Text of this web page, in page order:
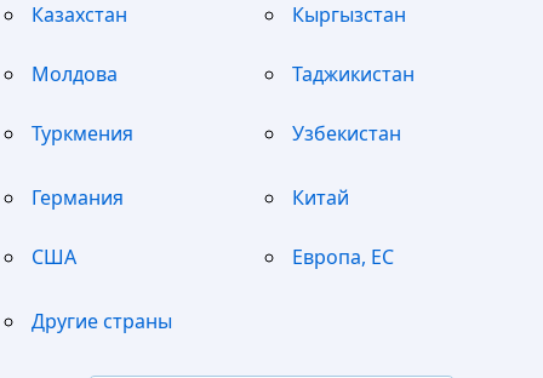
Казахстан Кыргызстан
Молдова Таджикистан
Туркмения Узбекистан
Германия Китай
США Европа, ЕС
Другие страны